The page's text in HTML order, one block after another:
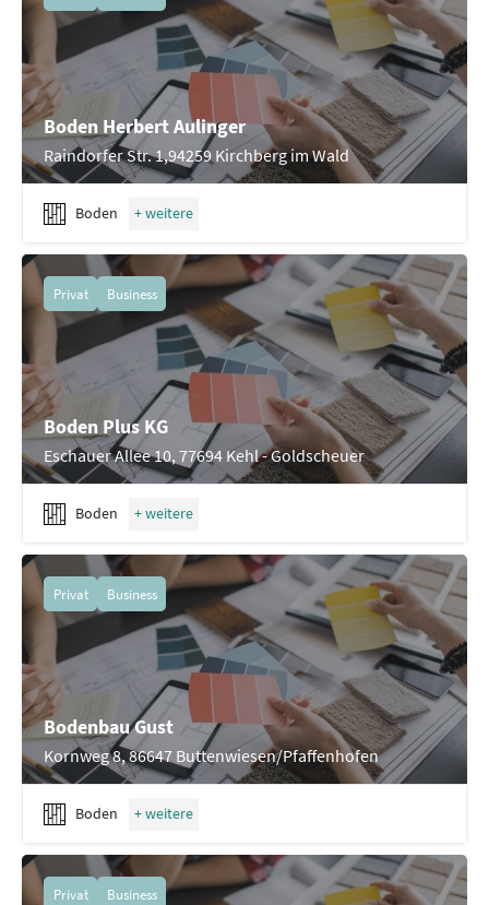
Boden Herbert Aulinger
Raindorfer Str. 1,94259 Kirchberg im Wald
Boden
Boden Plus KG
Eschauer Allee 10, 77694 Kehl - Goldscheuer
Privat Business
Boden
Bodenbau Gust
Kornweg 8, 86647 Buttenwiesen/Pfaffenhofen
Privat Business
Boden
Privat Business